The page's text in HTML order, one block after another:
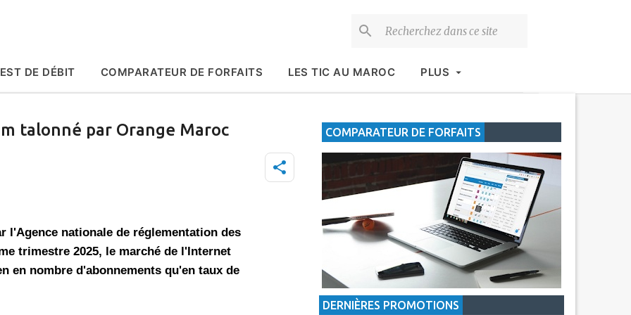
DE DÉBIT COMPARATEUR DE FORFAITS LES TIC AU MAROC PLUS
talonné par Orange Maroc
l'Agence nationale de réglementation des
trimestre 2025, le marché de l'Internet
en nombre d'abonnements qu'en taux de
COMPARATEUR DE FORFAITS
DERNIÈRES PROMOTIONS